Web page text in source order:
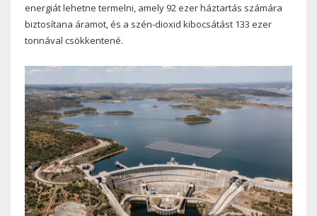
energiát lehetne termelni, amely 92 ezer háztartás számára
biztosítana áramot, és a szén-dioxid kibocsátást 133 ezer
tonnával csökkentené.